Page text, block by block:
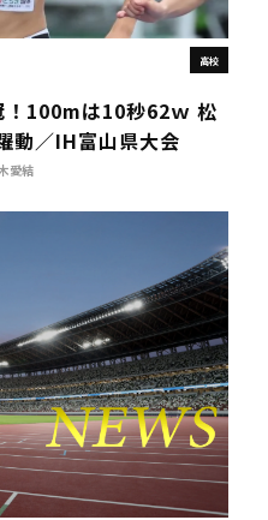
高校
！100mは10秒62ｗ 松
動／IH富山県大会
愛結